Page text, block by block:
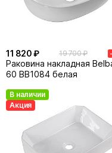
11 820 ₽ 19 700 ₽
Раковина накладная
60 BB1084 белая
В наличии
Акция